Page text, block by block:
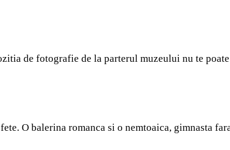
de fotografie de la parterul muzeului nu te
O balerina romanca si o nemtoaica, gimnasta